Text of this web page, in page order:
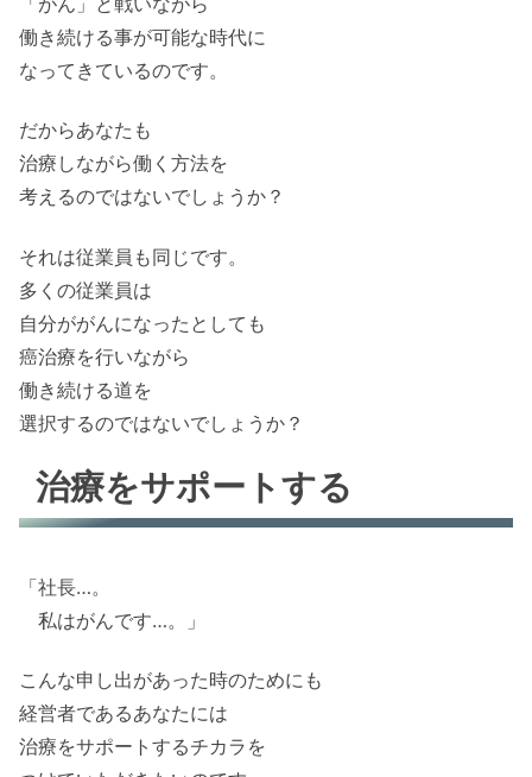
働き続ける事が可能な時代に
なってきているのです。
だからあなたも
治療しながら働く方法を
考えるのではないでしょうか？
それは従業員も同じです。
多くの従業員は
自分ががんになったとしても
癌治療を行いながら
働き続ける道を
選択するのではないでしょうか？
治療をサポートする
「社長…。
私はがんです…。」
こんな申し出があった時のためにも
経営者であるあなたには
治療をサポートするチカラを